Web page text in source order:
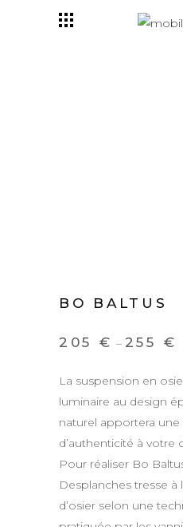
BO BALTUS
205 € – 255 €
La suspension en
luminaire au design
naturel apportera
d’authenticité à votre
Pour réaliser Bo
Desplanches tresse à
d’osier selon une